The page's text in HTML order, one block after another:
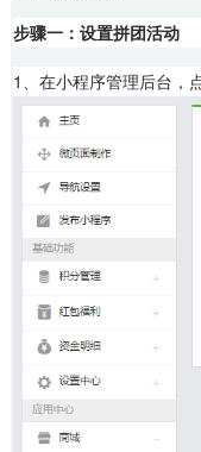
步骤一：设置拼团活动
1、在小程序管理后台，